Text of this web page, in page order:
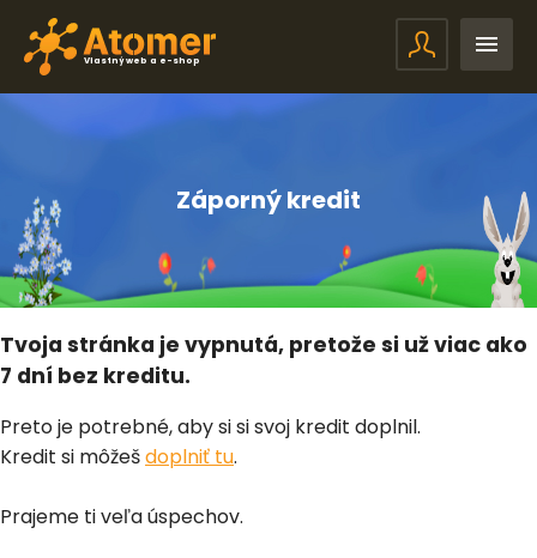
Vlastný web a e-shop
Záporný kredit
Tvoja stránka je vypnutá, pretože si už viac ako
7 dní bez kreditu.
Preto je potrebné, aby si si svoj kredit doplnil.
Kredit si môžešdoplniť tu.
Prajeme ti veľa úspechov.